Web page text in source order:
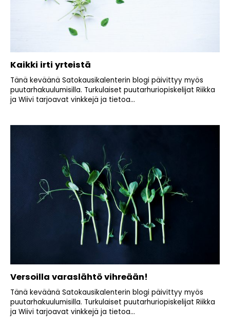
Kaikki irti yrteistä
Tänä keväänä Satokausikalenterin blogi päivittyy myös
puutarhakuulumisilla. Turkulaiset puutarhuriopiskelijat Riikka
ja Wiivi tarjoavat vinkkejä ja tietoa...
Versoilla varaslähtö vihreään!
Tänä keväänä Satokausikalenterin blogi päivittyy myös
puutarhakuulumisilla. Turkulaiset puutarhuriopiskelijat Riikka
ja Wiivi tarjoavat vinkkejä ja tietoa...